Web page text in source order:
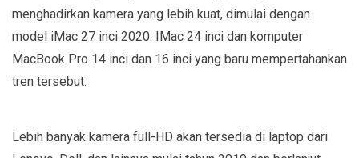
menghadirkan kamera yang lebih kuat, dimulai dengan
model iMac 27 inci 2020. IMac 24 inci dan komputer
MacBook Pro 14 inci dan 16 inci yang baru mempertahankan
tren tersebut.
Lebih banyak kamera full-HD akan tersedia di laptop dari